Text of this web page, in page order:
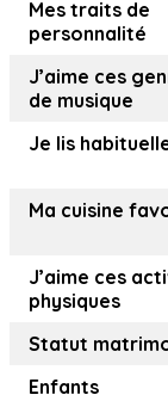
Mes traits de
personnalité
J’aime ces
de musique
Je lis
Ma cuisine
J’aime ces
physiques
Statut
Enfants